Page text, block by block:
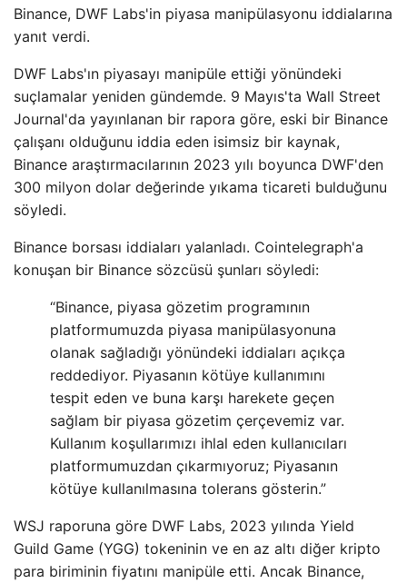
Binance, DWF Labs'in piyasa manipülasyonu iddialarına
yanıt verdi.
DWF Labs'ın piyasayı manipüle ettiği yönündeki
suçlamalar yeniden gündemde. 9 Mayıs'ta Wall Street
Journal'da yayınlanan bir rapora göre, eski bir Binance
çalışanı olduğunu iddia eden isimsiz bir kaynak,
Binance araştırmacılarının 2023 yılı boyunca DWF'den
300 milyon dolar değerinde yıkama ticareti bulduğunu
söyledi.
Binance borsası iddiaları yalanladı. Cointelegraph'a
konuşan bir Binance sözcüsü şunları söyledi:
“Binance, piyasa gözetim programının
platformumuzda piyasa manipülasyonuna
olanak sağladığı yönündeki iddiaları açıkça
reddediyor. Piyasanın kötüye kullanımını
tespit eden ve buna karşı harekete geçen
sağlam bir piyasa gözetim çerçevemiz var.
Kullanım koşullarımızı ihlal eden kullanıcıları
platformumuzdan çıkarmıyoruz; Piyasanın
kötüye kullanılmasına tolerans gösterin.”
WSJ raporuna göre DWF Labs, 2023 yılında Yield
Guild Game (YGG) tokeninin ve en az altı diğer kripto
para biriminin fiyatını manipüle etti. Ancak Binance,